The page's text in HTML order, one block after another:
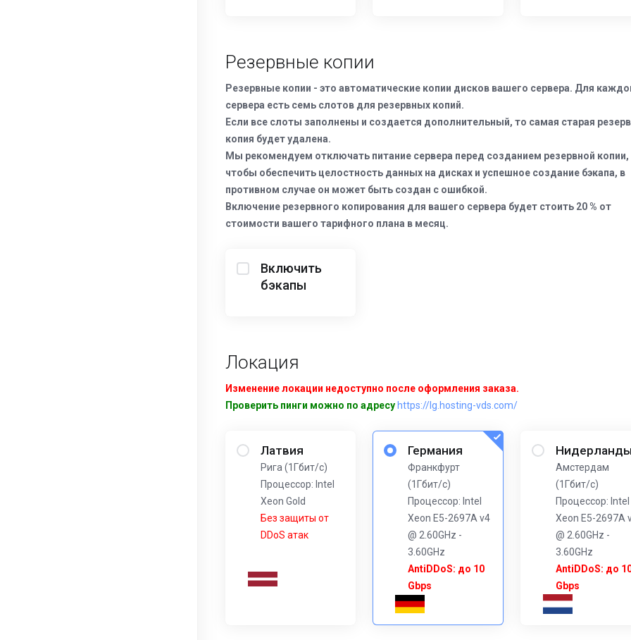
Резервные копии
Резервные копии - это автоматические копии дисков вашего сервера. Для
сервера есть семь слотов для резервных копий.
Если все слоты заполнены и создается дополнительный, то самая старая
копия будет удалена.
Мы рекомендуем отключать питание сервера перед созданием резервной копии,
чтобы обеспечить целостность данных на дисках и успешное создание бэкапа, в
противном случае он может быть создан с ошибкой.
Включение резервного копирования для вашего сервера будет стоить 20 % от
стоимости вашего тарифного плана в месяц.
Включить
бэкапы
Локация
Изменение локации недоступно после оформления заказа.
Проверить пинги можно по адресу https://lg.hosting-vds.com/
Латвия
Рига (1Гбит/с)
Процессор: Intel
Xeon Gold
Без защиты от
DDoS атак
Германия
Франкфурт
(1Гбит/с)
Процессор: Intel
Xeon E5-2697A v4
@ 2.60GHz -
3.60GHz
AntiDDoS: до 10
Gbps
Нидерланды
Амстердам
(1Гбит/с)
Процессор: Intel
Xeon E5-2697A
@ 2.60GHz -
3.60GHz
AntiDDoS: до
Gbps